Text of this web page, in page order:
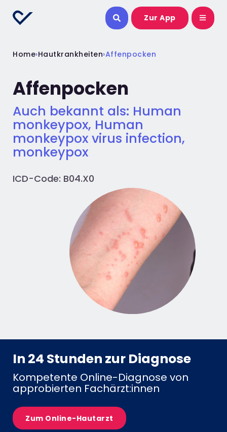
Zur App
Home›Hautkrankheiten›Affenpocken
Affenpocken
Auch bekannt als: Human
monkeypox, Human
monkeypox virus infection,
monkeypox
ICD-Code: B04.X0
In 24 Stunden zur Diagnose
Kompetente Online-Diagnose von
approbierten Fachärzt:innen
Zum Online-Hautarzt